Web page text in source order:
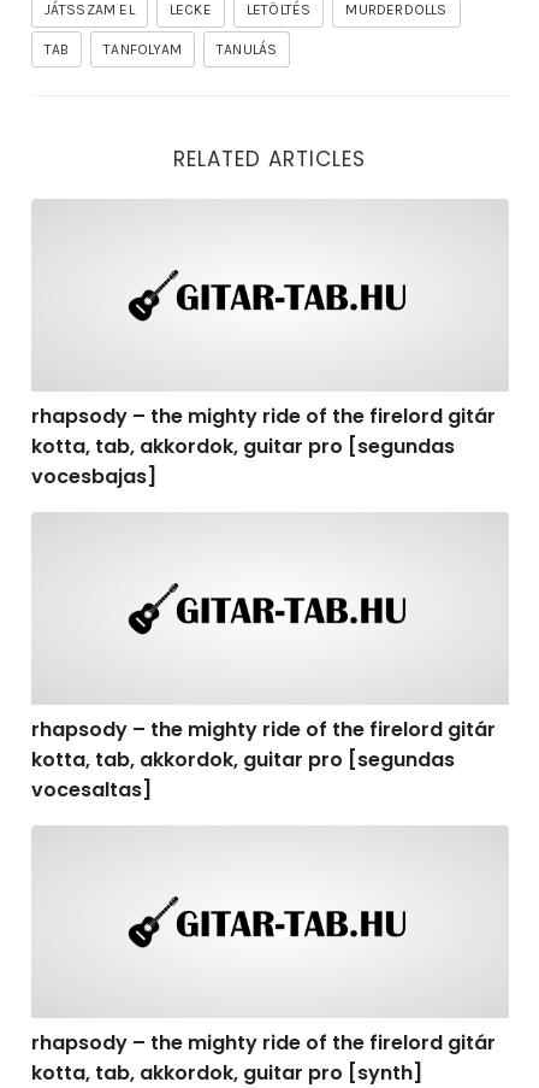
JÁTSSZAM EL LECKE LETÖLTÉS MURDERDOLLS
TAB TANFOLYAM TANULÁS
RELATED ARTICLES
rhapsody – the mighty ride of the firelord gitár
kotta, tab, akkordok, guitar pro [segundas
vocesbajas]
rhapsody – the mighty ride of the firelord gitár
kotta, tab, akkordok, guitar pro [segundas
vocesaltas]
rhapsody – the mighty ride of the firelord gitár
kotta, tab, akkordok, guitar pro [synth]